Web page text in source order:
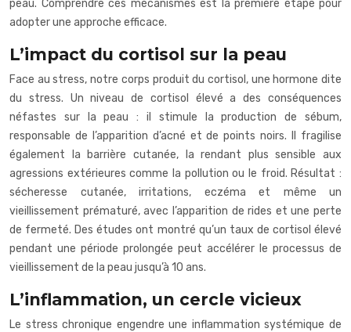
peau. Comprendre ces mécanismes est la première étape pour
adopter une approche efficace.
L’impact du cortisol sur la peau
Face au stress, notre corps produit du cortisol, une hormone dite
du stress. Un niveau de cortisol élevé a des conséquences
néfastes sur la peau : il stimule la production de sébum,
responsable de l’apparition d’acné et de points noirs. Il fragilise
également la barrière cutanée, la rendant plus sensible aux
agressions extérieures comme la pollution ou le froid. Résultat :
sécheresse cutanée, irritations, eczéma et même un
vieillissement prématuré, avec l’apparition de rides et une perte
de fermeté. Des études ont montré qu’un taux de cortisol élevé
pendant une période prolongée peut accélérer le processus de
vieillissement de la peau jusqu’à 10 ans.
L’inflammation, un cercle vicieux
Le stress chronique engendre une inflammation systémique de